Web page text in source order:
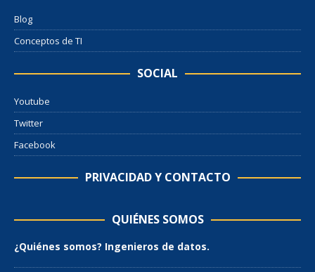
Blog
Conceptos de TI
SOCIAL
Youtube
Twitter
Facebook
PRIVACIDAD Y CONTACTO
QUIÉNES SOMOS
¿Quiénes somos? Ingenieros de datos.